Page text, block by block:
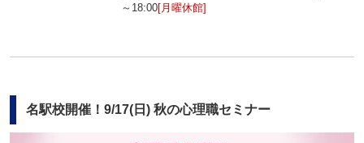
～18:00[月曜休館]
名駅校開催！9/17(日) 秋の心理職セミナー